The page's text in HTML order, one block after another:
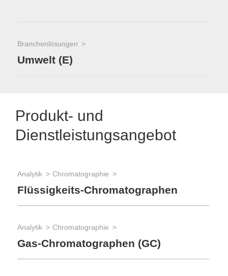
Branchenlösungen
Umwelt (E)
Produkt- und
Dienstleistungsangebot
Analytik Chromatographie
Flüssigkeits-Chromatographen
Analytik Chromatographie
Gas-Chromatographen (GC)